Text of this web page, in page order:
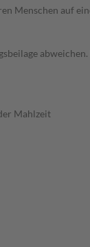
Menschen auf
Mahlzeit